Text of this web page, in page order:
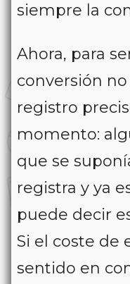
siempre la
Ahora, para
conversión
registro
momento:
que se
registra y ya
puede decir
Si el coste de
sentido en